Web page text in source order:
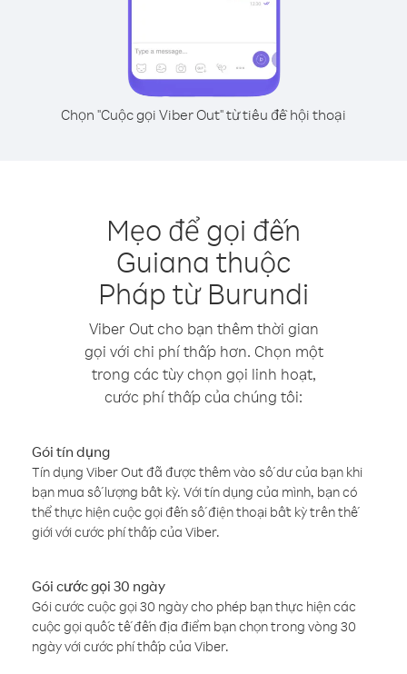
Chọn "Cuộc gọi Viber Out" từ tiêu đề hội thoại
Mẹo để gọi đến
Guiana thuộc
Pháp từ Burundi
Viber Out cho bạn thêm thời gian
gọi với chi phí thấp hơn. Chọn một
trong các tùy chọn gọi linh hoạt,
cước phí thấp của chúng tôi:
Gói tín dụng
Tín dụng Viber Out đã được thêm vào số dư của bạn khi
bạn mua số lượng bất kỳ. Với tín dụng của mình, bạn có
thể thực hiện cuộc gọi đến số điện thoại bất kỳ trên thế
giới với cước phí thấp của Viber.
Gói cước gọi 30 ngày
Gói cước cuộc gọi 30 ngày cho phép bạn thực hiện các
cuộc gọi quốc tế đến địa điểm bạn chọn trong vòng 30
ngày với cước phí thấp của Viber.